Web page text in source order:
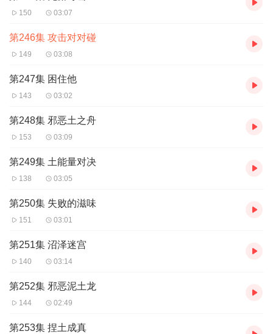
150 03:07
第246集 攻击对对碰
149 03:08
第247集 困住他
143 03:02
第248集 邪恶土之舟
153 03:09
第249集 土能量对决
138 03:05
第250集 失败的滋味
151 03:01
第251集 沼泽迷宫
140 03:14
第252集 邪恶泥土龙
144 02:49
第253集 捏土成真